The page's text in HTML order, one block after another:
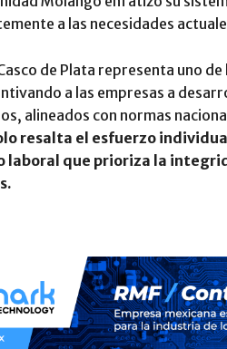
a las necesidades
de Plata representa uno
a las empresas a
alineados con normas
resalta el esfuerzo
laboral que prioriza la